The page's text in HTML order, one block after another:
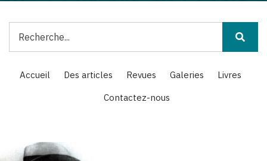
Main
navigation
Accueil Des articles Revues Galeries
Livres
Contactez-nous